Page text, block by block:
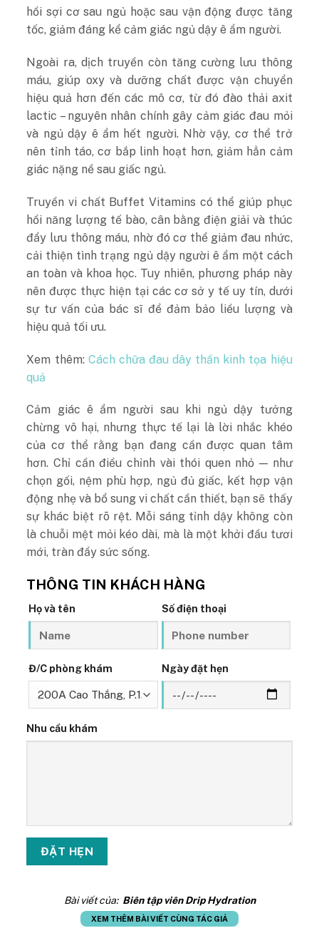
hồi sợi cơ sau ngủ hoặc sau vận động được tăng
tốc, giảm đáng kể cảm giác ngủ dậy ê ẩm người.
Ngoài ra, dịch truyền còn tăng cường lưu thông
máu, giúp oxy và dưỡng chất được vận chuyển
hiệu quả hơn đến các mô cơ, từ đó đào thải axit
lactic – nguyên nhân chính gây cảm giác đau mỏi
và ngủ dậy ê ẩm hết người. Nhờ vậy, cơ thể trở
nên tỉnh táo, cơ bắp linh hoạt hơn, giảm hẳn cảm
giác nặng nề sau giấc ngủ.
Truyền vi chất Buffet Vitamins có thể giúp phục
hồi năng lượng tế bào, cân bằng điện giải và thúc
đẩy lưu thông máu, nhờ đó cơ thể giảm đau nhức,
cải thiện tình trạng ngủ dậy người ê ẩm một cách
an toàn và khoa học. Tuy nhiên, phương pháp này
nên được thực hiện tại các cơ sở y tế uy tín, dưới
sự tư vấn của bác sĩ để đảm bảo liều lượng và
hiệu quả tối ưu.
Xem thêm: Cách chữa đau dây thần kinh tọa hiệu
quả
Cảm giác ê ẩm người sau khi ngủ dậy tưởng
chừng vô hại, nhưng thực tế lại là lời nhắc khéo
của cơ thể rằng bạn đang cần được quan tâm
hơn. Chỉ cần điều chỉnh vài thói quen nhỏ — như
chọn gối, nệm phù hợp, ngủ đủ giấc, kết hợp vận
động nhẹ và bổ sung vi chất cần thiết, bạn sẽ thấy
sự khác biệt rõ rệt. Mỗi sáng tỉnh dậy không còn
là chuỗi mệt mỏi kéo dài, mà là một khởi đầu tươi
mới, tràn đầy sức sống.
THÔNG TIN KHÁCH HÀNG
Họ và tên Số điện thoại
Đ/C phòng khám Ngày đặt hẹn
Nhu cầu khám
Bài viết của: Biên tập viên Drip Hydration
XEM THÊM BÀI VIẾT CÙNG TÁC GIẢ